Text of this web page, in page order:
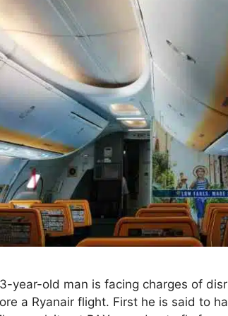
year-old man is facing charges of
a Ryanair flight. First he is said to